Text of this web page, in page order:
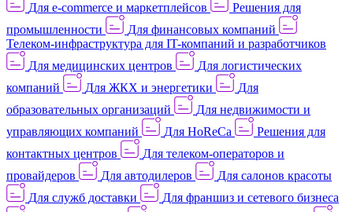
Для e-commerce и маркетплейсов
Решения для
промышленности
Для финансовых компаний
Телеком-инфраструктура для IT-компаний и разработчиков
Для медицинских центров
Для логистических
компаний
Для ЖКХ и энергетики
Для
образовательных организаций
Для недвижимости и
управляющих компаний
Для HoReCa
Решения для
контактных центров
Для телеком-операторов и
провайдеров
Для автодилеров
Для салонов красоты
Для служб доставки
Для франшиз и сетевого бизнеса